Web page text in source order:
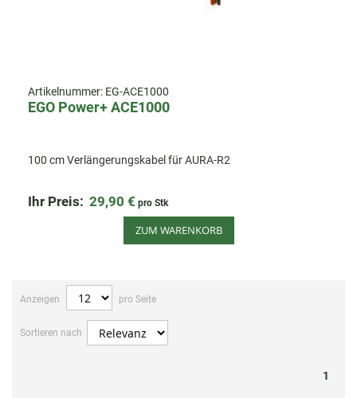
Artikelnummer: EG-ACE1000
EGO Power+ ACE1000
100 cm Verlängerungskabel für AURA-R2
Ihr Preis: 29,90 € pro Stk
ZUM WARENKORB
Anzeigen pro Seite
Sortieren nach
1